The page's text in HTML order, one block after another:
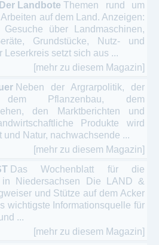
Landbote Themen rund um
auf dem Land. Anzeigen:
über Landmaschinen,
Grundstücke, Nutz- und
Leserkreis setzt sich aus ...
[mehr zu diesem Magazin]
Neben der Argrarpolitik, der
dem Pflanzenbau, dem
den Marktberichten und
Produkte wird
und Natur, nachwachsende ...
[mehr zu diesem Magazin]
Das Wochenblatt für die
in Niedersachsen Die LAND &
und Stütze auf dem Acker
wichtigste Informationsquelle für
...
[mehr zu diesem Magazin]